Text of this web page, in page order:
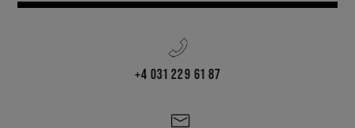
+4 031 229 61 87